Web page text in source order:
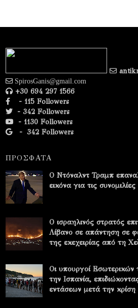
SpirosGanis@gmail.com
+30 694 297 1566
- 115 Followers
- 342 Followers
- 1130 Followers
- 342 Followers
ΠΡΟΣΦΑΤΑ
Ο Ντόναλντ Τραμπ
εικόνα για τις
Ο ισραηλινός στρατός
Λίβανο σε απάντηση σε
της εκεχειρίας από τη
Οι υπουργοί Εσωτερικών
την Ισπανία,
εντάσεων μετά την